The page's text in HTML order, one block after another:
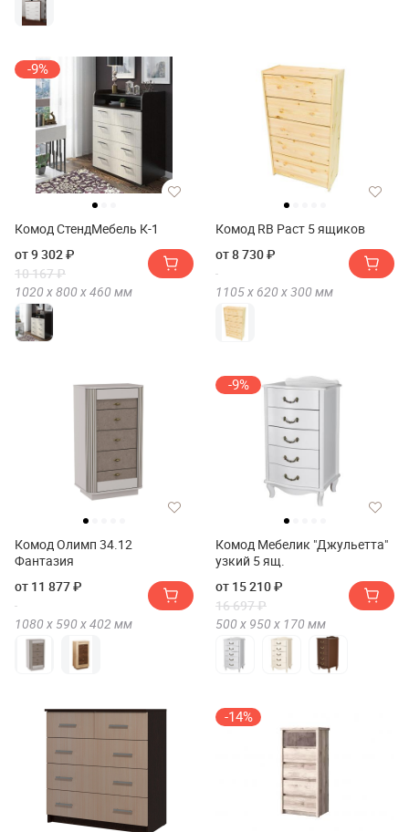
-9%
Комод СтендМебель К-1
от 9 302 ₽
10 167 ₽
1020 х800 х460 мм
Комод RB Раст 5 ящиков
от 8 730 ₽
1105 х 620 х300 мм
Комод Олимп 34.12
Фантазия
от 11 877 ₽
1080 х 590 х402 мм
-9%
Комод Мебелик "Джульетта"
узкий 5 ящ.
от 15 210 ₽
16 697 ₽
500 х 950 х 170 мм
-14%